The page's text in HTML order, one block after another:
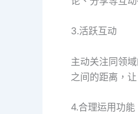
3.活跃互动
主动关注同领
之间的距离，
4.合理运用功能